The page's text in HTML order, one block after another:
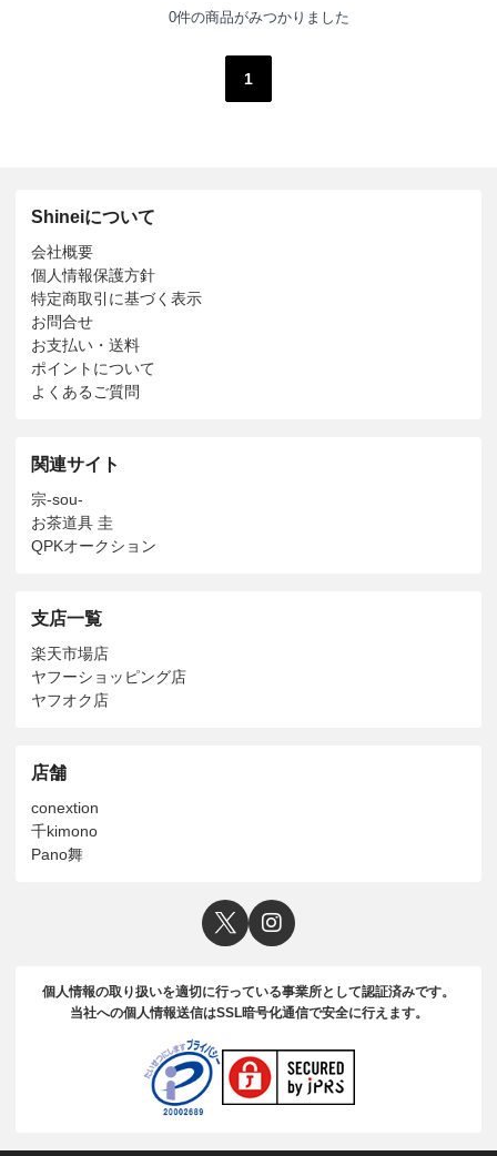
0件の商品がみつかりました
1
Shineiについて
会社概要
個人情報保護方針
特定商取引に基づく表示
お問合せ
お支払い・送料
ポイントについて
よくあるご質問
関連サイト
宗-sou-
お茶道具 圭
QPKオークション
支店一覧
楽天市場店
ヤフーショッピング店
ヤフオク店
店舗
conextion
千kimono
Pano舞
個人情報の取り扱いを適切に行っている事業所として認証済みです。
当社への個人情報送信はSSL暗号化通信で安全に行えます。